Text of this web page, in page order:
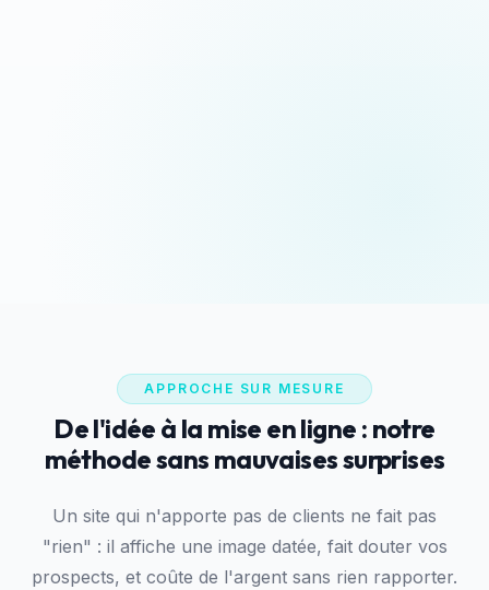
APPROCHE SUR MESURE
De l'idée à la mise en ligne : notre
méthode sans mauvaises surprises
Un site qui n'apporte pas de clients ne fait pas
"rien" : il affiche une image datée, fait douter vos
prospects, et coûte de l'argent sans rien rapporter.